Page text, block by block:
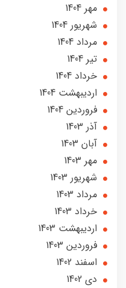
مهر 1404
شهریور 1404
مرداد 1404
تير 1404
خرداد 1404
ارديبهشت 1404
فروردین 1404
آذر 1403
آبان 1403
مهر 1403
شهریور 1403
مرداد 1403
خرداد 1403
ارديبهشت 1403
فروردین 1403
اسفند 1402
دی 1402